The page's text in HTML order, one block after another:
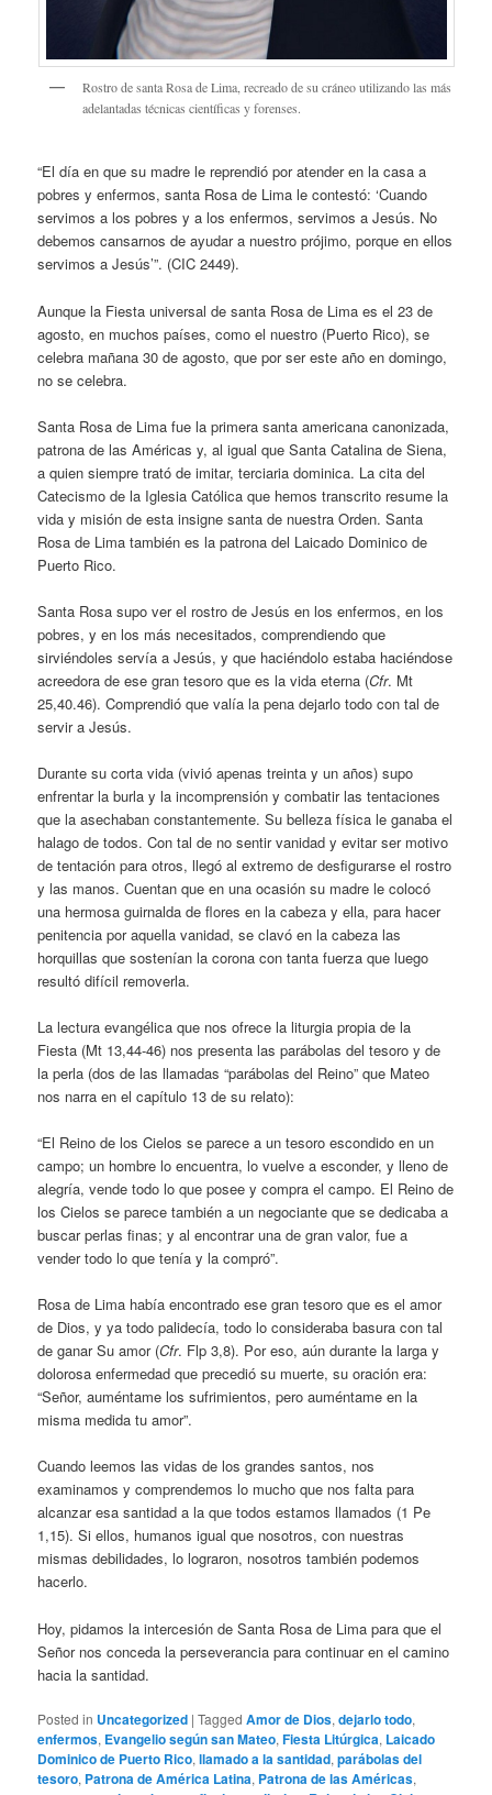
Rostro de santa Rosa de Lima, recreado de su cráneo utilizando las más
adelantadas técnicas científicas y forenses.
“El día en que su madre le reprendió por atender en la casa a
pobres y enfermos, santa Rosa de Lima le contestó: ‘Cuando
servimos a los pobres y a los enfermos, servimos a Jesús. No
debemos cansarnos de ayudar a nuestro prójimo, porque en ellos
servimos a Jesús’”. (CIC 2449).
Aunque la Fiesta universal de santa Rosa de Lima es el 23 de
agosto, en muchos países, como el nuestro (Puerto Rico), se
celebra mañana 30 de agosto, que por ser este año en domingo,
no se celebra.
Santa Rosa de Lima fue la primera santa americana canonizada,
patrona de las Américas y, al igual que Santa Catalina de Siena,
a quien siempre trató de imitar, terciaria dominica. La cita del
Catecismo de la Iglesia Católica que hemos transcrito resume la
vida y misión de esta insigne santa de nuestra Orden. Santa
Rosa de Lima también es la patrona del Laicado Dominico de
Puerto Rico.
Santa Rosa supo ver el rostro de Jesús en los enfermos, en los
pobres, y en los más necesitados, comprendiendo que
sirviéndoles servía a Jesús, y que haciéndolo estaba haciéndose
acreedora de ese gran tesoro que es la vida eterna (Cfr. Mt
25,40.46). Comprendió que valía la pena dejarlo todo con tal de
servir a Jesús.
Durante su corta vida (vivió apenas treinta y un años) supo
enfrentar la burla y la incomprensión y combatir las tentaciones
que la asechaban constantemente. Su belleza física le ganaba el
halago de todos. Con tal de no sentir vanidad y evitar ser motivo
de tentación para otros, llegó al extremo de desfigurarse el rostro
y las manos. Cuentan que en una ocasión su madre le colocó
una hermosa guirnalda de flores en la cabeza y ella, para hacer
penitencia por aquella vanidad, se clavó en la cabeza las
horquillas que sostenían la corona con tanta fuerza que luego
resultó difícil removerla.
La lectura evangélica que nos ofrece la liturgia propia de la
Fiesta (Mt 13,44-46) nos presenta las parábolas del tesoro y de
la perla (dos de las llamadas “parábolas del Reino” que Mateo
nos narra en el capítulo 13 de su relato):
“El Reino de los Cielos se parece a un tesoro escondido en un
campo; un hombre lo encuentra, lo vuelve a esconder, y lleno de
alegría, vende todo lo que posee y compra el campo. El Reino de
los Cielos se parece también a un negociante que se dedicaba a
buscar perlas finas; y al encontrar una de gran valor, fue a
vender todo lo que tenía y la compró”.
Rosa de Lima había encontrado ese gran tesoro que es el amor
de Dios, y ya todo palidecía, todo lo consideraba basura con tal
de ganar Su amor (Cfr. Flp 3,8). Por eso, aún durante la larga y
dolorosa enfermedad que precedió su muerte, su oración era:
“Señor, auméntame los sufrimientos, pero auméntame en la
misma medida tu amor”.
Cuando leemos las vidas de los grandes santos, nos
examinamos y comprendemos lo mucho que nos falta para
alcanzar esa santidad a la que todos estamos llamados (1 Pe
1,15). Si ellos, humanos igual que nosotros, con nuestras
mismas debilidades, lo lograron, nosotros también podemos
hacerlo.
Hoy, pidamos la intercesión de Santa Rosa de Lima para que el
Señor nos conceda la perseverancia para continuar en el camino
hacia la santidad.
Posted in Uncategorized |Tagged Amor de Dios,dejarlo todo,
enfermos, Evangelio según san Mateo,Fiesta Litúrgica, Laicado
Dominico de Puerto Rico,llamado a la santidad,parábolas del
tesoro, Patrona de América Latina, Patrona de las Américas,